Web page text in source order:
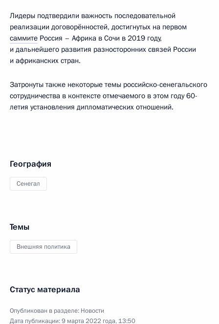
Лидеры подтвердили важность последовательной
реализации договорённостей, достигнутых на первом
саммите Россия – Африка в Сочи в 2019 году,
и дальнейшего развития разносторонних связей России
и африканских стран.
Затронуты также некоторые темы российско-сенегальского
сотрудничества в контексте отмечаемого в этом году 60-
летия установления дипломатических отношений.
География
Сенегал
Темы
Внешняя политика
Статус материала
Опубликован в разделе: Новости
Дата публикации:9 марта 2022 года, 13:50